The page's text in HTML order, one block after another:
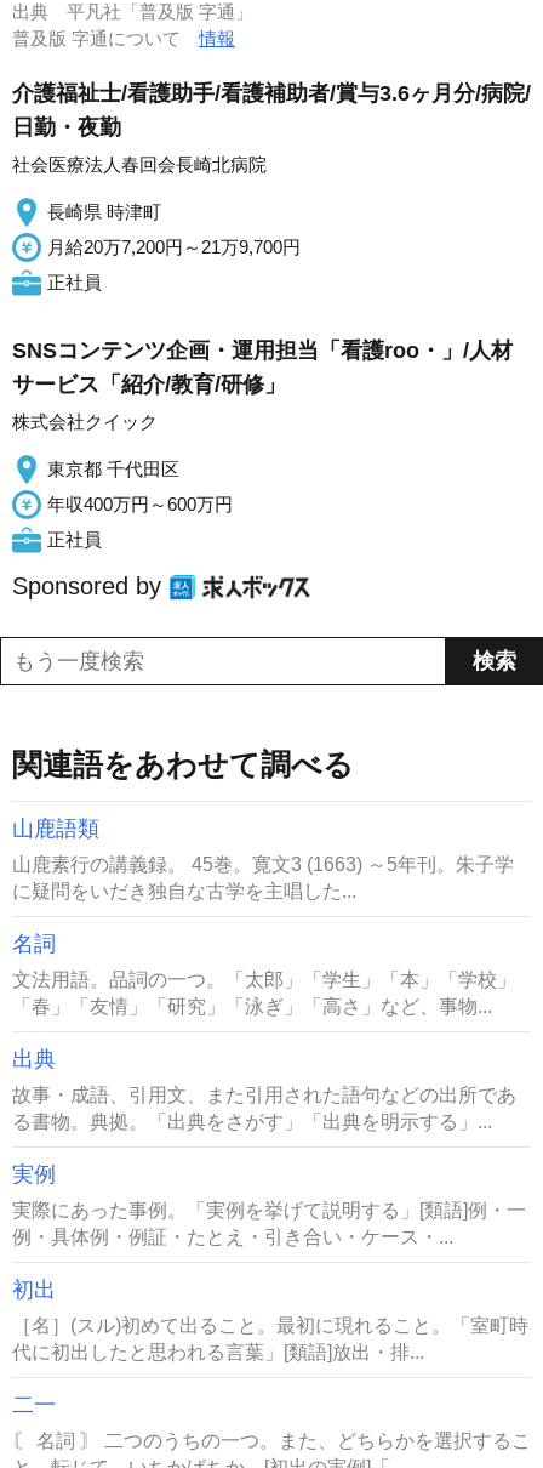
出典 平凡社「普及版 字通」
普及版 字通について情報
介護福祉士/看護助手/看護補助者/賞与3.6ヶ月分/病院/
日勤・夜勤
社会医療法人春回会長崎北病院
長崎県 時津町
月給20万7,200円～21万9,700円
正社員
SNSコンテンツ企画・運用担当「看護roo・」/人材
サービス「紹介/教育/研修」
株式会社クイック
東京都 千代田区
年収400万円～600万円
正社員
Sponsored by
関連語をあわせて調べる
山鹿語類
山鹿素行の講義録。 45巻。寛文3 (1663) ～5年刊。朱子学
に疑問をいだき独自な古学を主唱した...
名詞
文法用語。品詞の一つ。「太郎」「学生」「本」「学校」
「春」「友情」「研究」「泳ぎ」「高さ」など、事物...
出典
故事・成語、引用文、また引用された語句などの出所であ
る書物。典拠。「出典をさがす」「出典を明示する」...
実例
実際にあった事例。「実例を挙げて説明する」[類語]例・一
例・具体例・例証・たとえ・引き合い・ケース・...
初出
［名］(スル)初めて出ること。最初に現れること。「室町時
代に初出したと思われる言葉」[類語]放出・排...
二一
〘 名詞 〙 二つのうちの一つ。また、どちらかを選択するこ